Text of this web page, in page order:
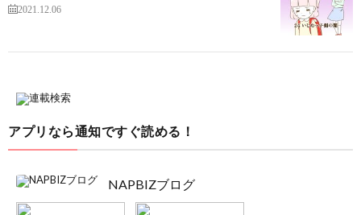
2021.12.06
アプリなら通知ですぐ読める！
NAPBIZブログ